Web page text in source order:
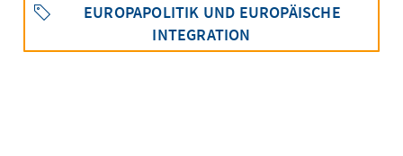
EUROPAPOLITIK UND EUROPÄISCHE
INTEGRATION